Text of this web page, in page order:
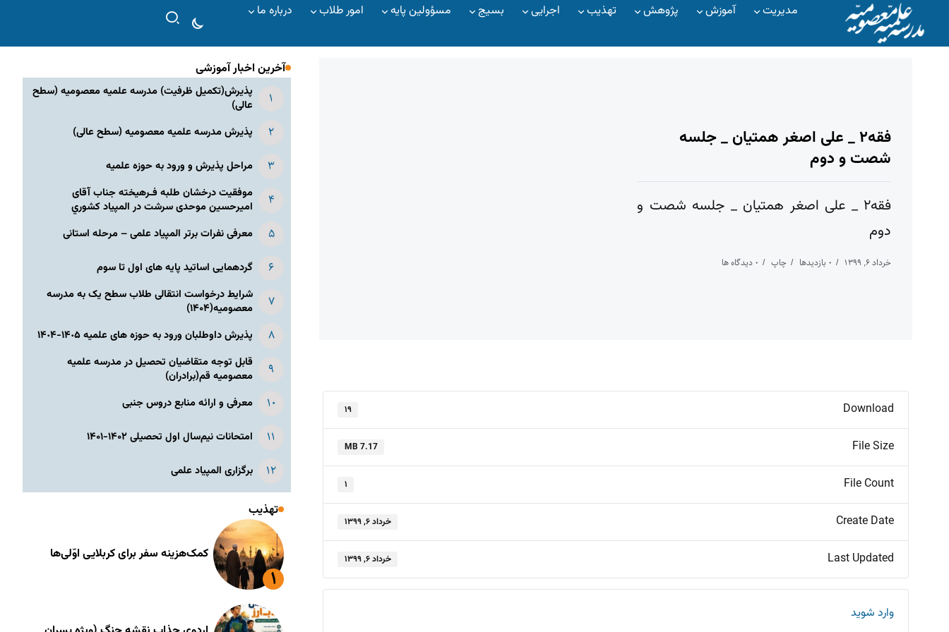
مدیریت آموزش پژوهش تهذیب اجرایی بسیج مسؤولین پایه امور طلاب درباره ما
فقه۲ _ علی اصغر همتیان _ جلسه
شصت و دوم
فقه۲ _ علی اصغر همتیان _ جلسه شصت و
دوم
خرداد ۶, ۱۳۹۹ ۰ بازدیدها چاپ ۰ دیدگاه ها
Download ۱۹
File Size
7.17 MB
File Count ۱
Create Date خرداد ۶, ۱۳۹۹
Last Updated خرداد ۶, ۱۳۹۹
وارد شوید
آخرین اخبار آموزشی
پذیرش(تکمیل ظرفیت) مدرسه علمیه معصومیه‌ (سطح
عالی)
پذیرش مدرسه علمیه معصومیه‌ (سطح عالی)
مراحل پذیرش و ورود به حوزه علمیه
موفقیت درخشان طلبه فـرهیخته جناب آقای
امیرحسین موحدی سرشت در المپياد كشوري
معرفی نفرات برتر المپیاد علمی – مرحله استانی
گردهمایی اساتید پایه های اول تا سوم
شرایط درخواست انتقالی طلاب سطح یک به مدرسه
معصومیه(۱۴۰۴)
پذیرش داوطلبان ورود به حوزه های علمیه ١۴٠۵-١۴٠۴
قابل توجه متقاضیان تحصیل در مدرسه علمیه
معصومیه قم(برادران)
معرفی و ارائه منابع دروس جنبی
امتحانات نیم‌سال اول تحصیلی ۱۴۰۲-۱۴۰۱
برگزاری المپیاد علمی
تهذیب
کمک‌هزینه سفر برای کربلایی اوّلی‌ها